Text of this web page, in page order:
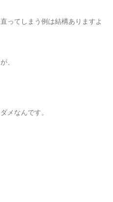
ってしまう例は結構ありますよ
、
メなんです。